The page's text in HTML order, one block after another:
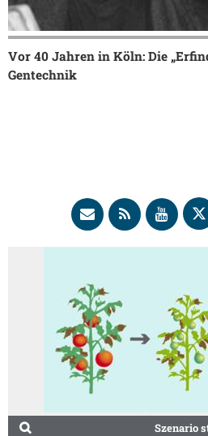
Vor 40 Jahren in Köln: Die
Gentechnik
Szenario